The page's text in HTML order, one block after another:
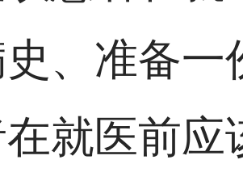
、准备一
就医前应